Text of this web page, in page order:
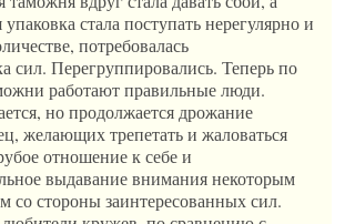
стала поступать нерегулярно и
потребовалась
сил. Перегруппировались. Теперь по
работают правильные люди.
но продолжается дрожание
желающих трепетать и жаловаться
отношение к себе и
выдавание внимания некоторым
со стороны заинтересованных сил.